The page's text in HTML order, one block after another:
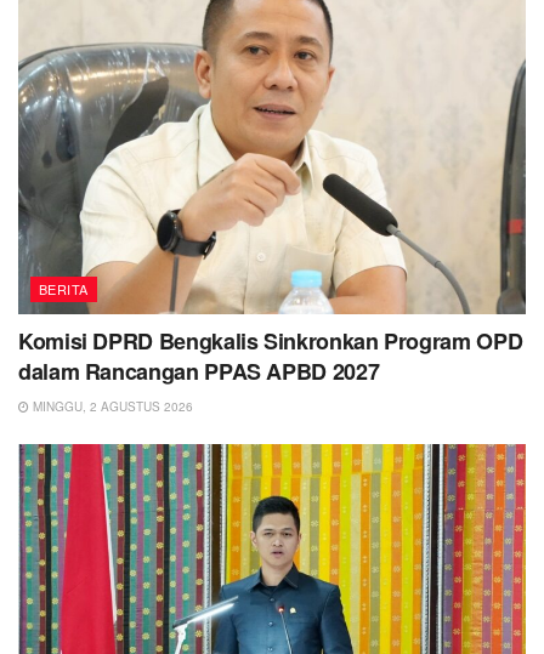
BERITA
Komisi DPRD Bengkalis Sinkronkan Program OPD
dalam Rancangan PPAS APBD 2027
MINGGU, 2 AGUSTUS 2026